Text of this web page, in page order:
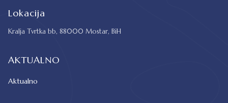
Lokacija
Kralja Tvrtka bb, 88000 Mostar, BiH
AKTUALNO
Aktualno